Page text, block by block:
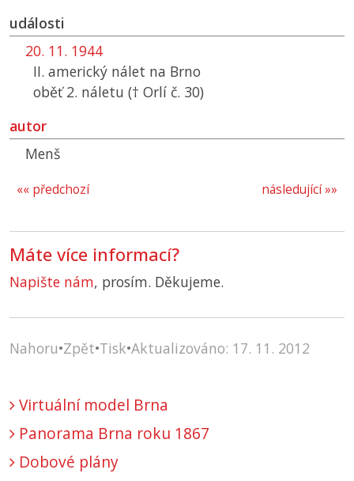
události
20. 11. 1944
II. americký nálet na Brno
oběť 2. náletu († Orlí č. 30)
autor
Menš
následující »»
«« předchozí
Máte více informací?
Napište nám, prosím. Děkujeme.
Nahoru•Zpět•Tisk•Aktualizováno: 17. 11. 2012
Virtuální model Brna
Panorama Brna roku 1867
Dobové plány